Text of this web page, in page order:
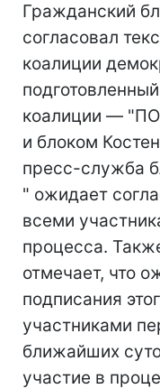
Гражданский
согласовал
коалиции
коалиции —
и блоком
пресс-служба
" ожидает
всеми
процесса.
отмечает, что
подписания
участниками
ближайших
участие в